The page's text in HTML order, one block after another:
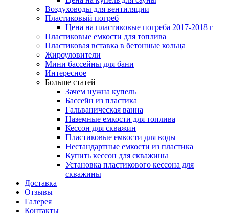
Воздуховоды для вентиляции
Пластиковый погреб
Цена на пластиковые погреба 2017-2018 г
Пластиковые емкости для топлива
Пластиковая вставка в бетонные кольца
Жироуловители
Мини бассейны для бани
Интересное
Больше статей
Зачем нужна купель
Бассейн из пластика
Гальваническая ванна
Наземные емкости для топлива
Кессон для скважин
Пластиковые емкости для воды
Нестандартные емкости из пластика
Купить кессон для скважины
Установка пластикового кессона для
скважины
Доставка
Отзывы
Галерея
Контакты